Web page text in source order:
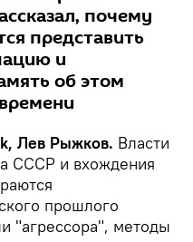
почему
представить
и
об этом
Лев Рыжков. Власти
СССР и вхождения
прошлого
"агрессора", методы